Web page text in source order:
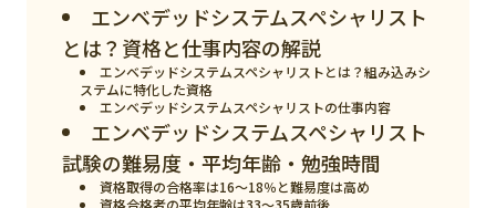
ロボット
スマート物流
エンベデッドシステムスペシャリスト
とは？資格と仕事内容の解説
エンベデッドシステムスペシャリストとは？組み込みシ
ステムに特化した資格
エンベデッドシステムスペシャリストの仕事内容
エンベデッドシステムスペシャリスト
試験の難易度・平均年齢・勉強時間
資格取得の合格率は16～18％と難易度は高め
資格合格者の平均年齢は33～35歳前後